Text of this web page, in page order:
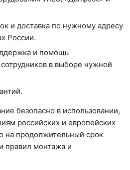
и доставка по нужному адресу
России.
и помощь
в выборе нужной
безопасно в использовании,
российских и европейских
на продолжительный срок
правил монтажа и